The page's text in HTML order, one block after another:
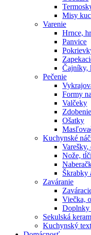
Misy
Varenie
Hrnce,
Panvice
Čajníky,
Pečenie
Formy
Valčeky
Zdobenie
Ošatky
Kuchynské
Varešky,
Nože,
Škrabky
Zaváranie
Viečka,
Doplnky
Sekulská
Kuchynský